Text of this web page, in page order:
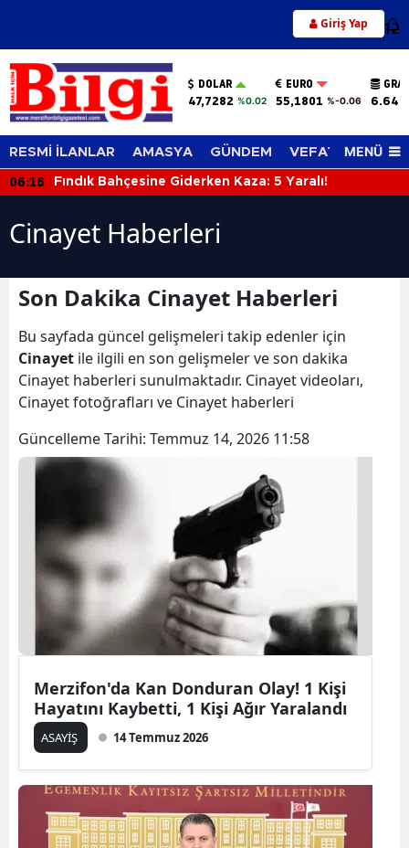
Giriş Yap 12
DOLAR
47,7282 %0.02
EURO
55,1801 %-0.06
RESMİ İLANLAR AMASYA GÜNDEM VEFAT EDENLER
MENÜ
06:16 Fındık Bahçesine Giderken Kaza: 5 Yaralı!
Cinayet Haberleri
Son Dakika Cinayet Haberleri
Bu sayfada güncel gelişmeleri takip edenler için
Cinayet ile ilgili en son gelişmeler ve son dakika
Cinayet haberleri sunulmaktadır. Cinayet videoları,
Cinayet fotoğrafları ve Cinayet haberleri
Güncelleme Tarihi: Temmuz 14, 2026 11:58
Merzifon'da Kan Donduran Olay! 1 Kişi
Hayatını Kaybetti, 1 Kişi Ağır Yaralandı
ASAYİŞ 14 Temmuz 2026